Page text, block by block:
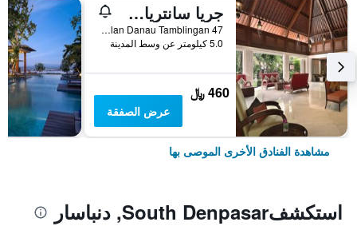
جريا سانتريان أه بيتش ريزورت آند سبا
Jalan Danau Tamblingan 47, دنباسار, إندونيسيا
5.0 كيلومتر عن وسط المدينة
460 ﷼
عرض الصفقة
مشاهدة الفنادق الأخرى الموصى بها
استكشفSouth Denpasar, دنباسار